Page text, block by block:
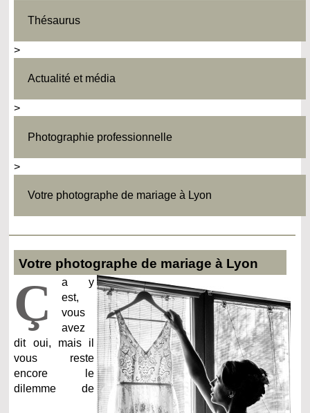
Thésaurus
>
Actualité et média
>
Photographie professionnelle
>
Votre photographe de mariage à Lyon
Votre photographe de mariage à Lyon
Ç
a y
est,
vous
avez
dit oui, mais il
vous reste
encore le
dilemme de